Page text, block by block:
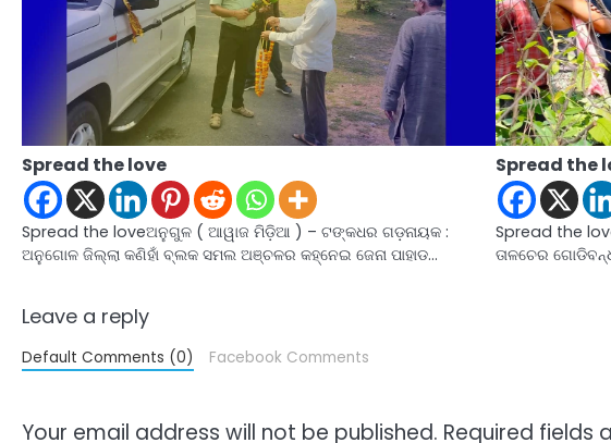
Spread the love
Spread the loveଅନୁଗୁଳ ( ଆୱାଜ ମିଡ଼ିଆ ) – ଟଙ୍କଧର ଗଡ଼ନାୟକ :
ଅନୁଗୋଳ ଜିଲ୍ଲା କଣିହାଁ ବ୍ଲକ ସମଲ ଅଞ୍ଚଳର କହ୍ନେଇ ଜେନା ପାହାଡ…
Spread the
Spread the
ତାଳଚେର
Leave a reply
Default Comments (0) Facebook Comments
Your email address will not be published. Required fields